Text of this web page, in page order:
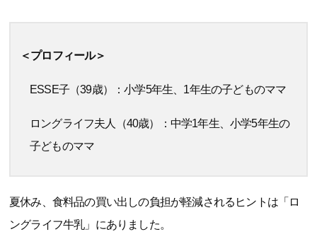
＜プロフィール＞
ESSE子（39歳）：小学5年生、1年生の子どものママ
ロングライフ夫人（40歳）：中学1年生、小学5年生の
子どものママ
夏休み、食料品の買い出しの負担が軽減されるヒントは「ロ
ングライフ牛乳」にありました。